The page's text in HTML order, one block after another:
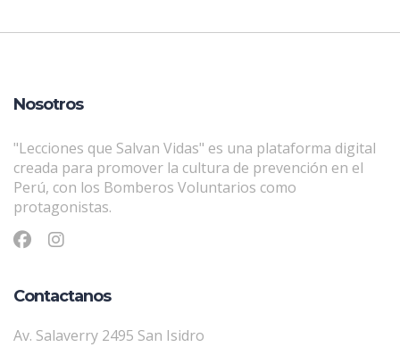
Nosotros
"Lecciones que Salvan Vidas" es una plataforma digital
creada para promover la cultura de prevención en el
Perú, con los Bomberos Voluntarios como
protagonistas.
Contactanos
Av. Salaverry 2495 San Isidro